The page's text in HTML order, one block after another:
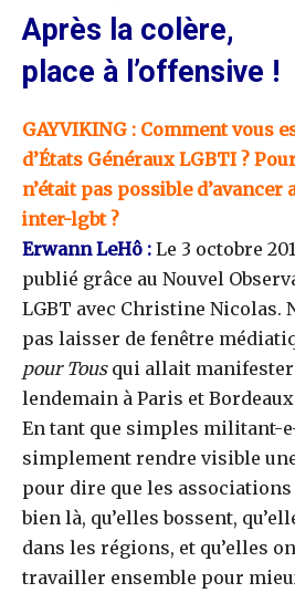
Après la colère,
place à l’offensive !
GAYVIKING : Comment vous
d’États Généraux LGBTI ?
n’était pas possible d’avancer
inter-lgbt ?
Erwann LeHô : Le 3 octobre
publié grâce au Nouvel
LGBT avec Christine Nicolas.
pas laisser de fenêtre
pour Tousqui allait manifester
lendemain à Paris et
En tant que simples militant-
simplement rendre visible
pour dire que les
bien là, qu’elles bossent,
dans les régions, et qu’elles
travailler ensemble pour